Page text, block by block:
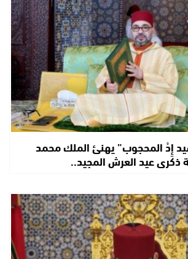
إِدْ المحجوب” يهنئ الملك محمد
ذكرى عيد العرش المجيد..